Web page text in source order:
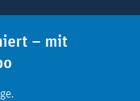
– mit